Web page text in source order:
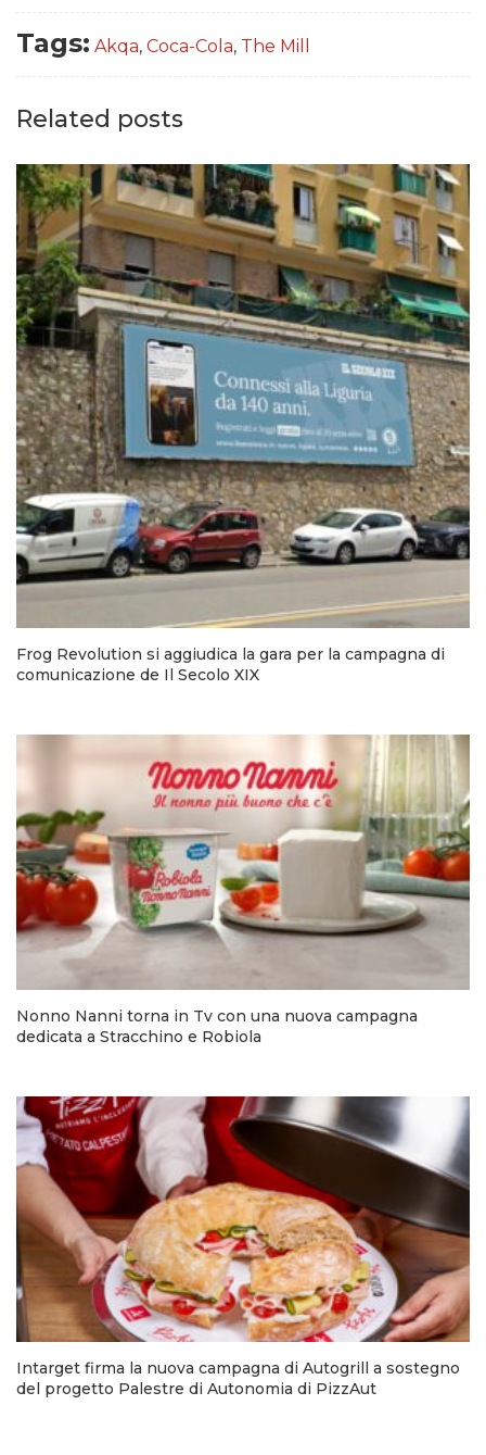
Tags: Akqa, Coca-Cola, The Mill
Related posts
Frog Revolution si aggiudica la gara per la campagna di
comunicazione de Il Secolo XIX
Nonno Nanni torna in Tv con una nuova campagna
dedicata a Stracchino e Robiola
Intarget firma la nuova campagna di Autogrill a sostegno
del progetto Palestre di Autonomia di PizzAut